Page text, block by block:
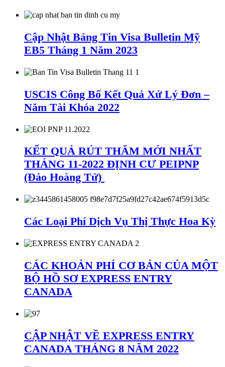
Cập Nhật Bảng Tin Visa Bulletin Mỹ
EB5 Tháng 1 Năm 2023
USCIS Công Bố Kết Quả Xử Lý Đơn –
Năm Tài Khóa 2022
KẾT QUẢ RÚT THĂM MỚI NHẤT
THÁNG 11-2022 ĐỊNH CƯ PEIPNP
(Đảo Hoàng Tử)
Các Loại Phí Dịch Vụ Thị Thực Hoa Kỳ
CÁC KHOẢN PHÍ CƠ BẢN CỦA MỘT
BỘ HỒ SƠ EXPRESS ENTRY
CANADA
CẬP NHẬT VỀ EXPRESS ENTRY
CANADA THÁNG 8 NĂM 2022